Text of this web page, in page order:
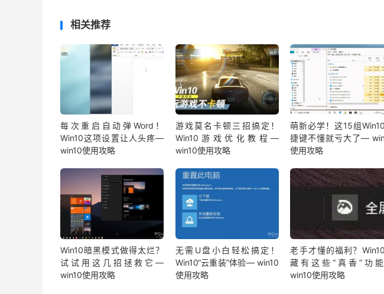
相关推荐
每次重启自动弹Word！
Win10这项设置让人头疼—
win10使用攻略
游戏莫名卡顿三招搞定！
Win10游戏优化教程—
win10使用攻略
萌新必学！这15组
捷键不懂就亏大了—
使用攻略
Win10暗黑模式做得太烂？
试试用这几招拯救它—
win10使用攻略
无需U盘小白轻松搞定！
Win10“云重装”体验— win10
使用攻略
老手才懂的福利？
藏有这些“真香”功
win10使用攻略